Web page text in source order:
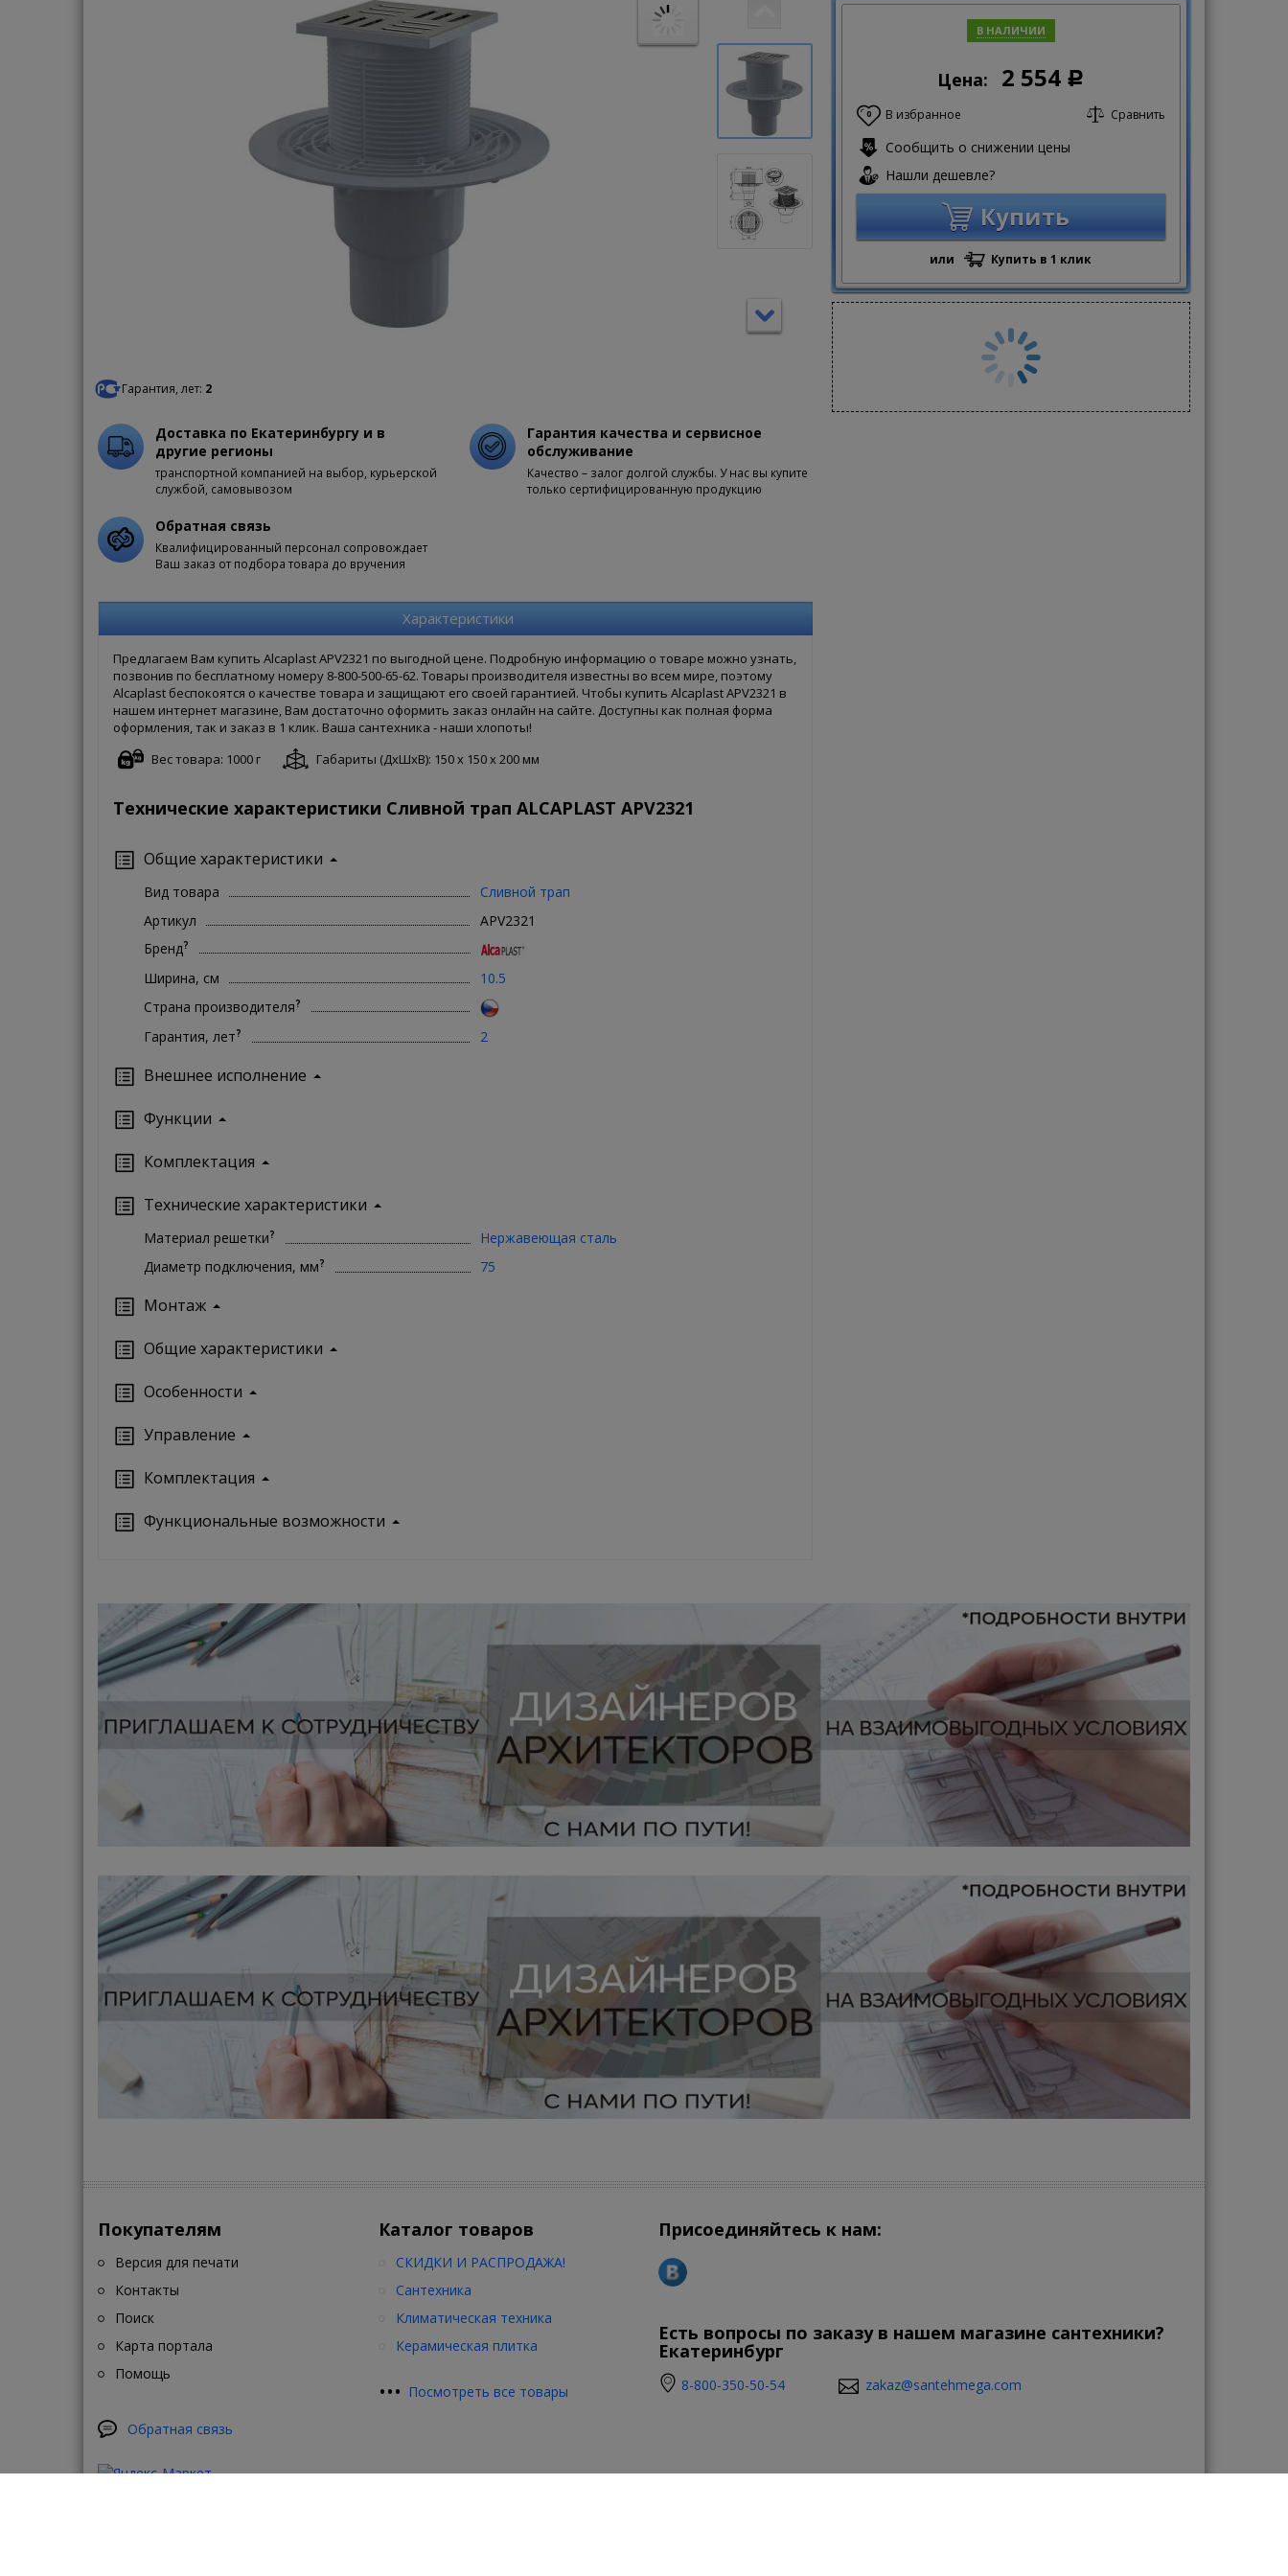
Гарантия, лет: 2
В НАЛИЧИИ
Цена: 2 554 Р
0 В избранное Сравнить
Сообщить о снижении цены
Нашли дешевле?
Купить
или Купить в 1 клик
Доставка по Екатеринбургу и в
другие регионы
транспортной компанией на выбор, курьерской
службой, самовывозом
Гарантия качества и сервисное
обслуживание
Качество – залог долгой службы. У нас вы купите
только сертифицированную продукцию
Обратная связь
Квалифицированный персонал сопровождает
Ваш заказ от подбора товара до вручения
Характеристики
Предлагаем Вам купить Alcaplast APV2321 по выгодной цене. Подробную информацию о товаре можно узнать,
позвонив по бесплатному номеру 8-800-500-65-62. Товары производителя известны во всем мире, поэтому
Alcaplast беспокоятся о качестве товара и защищают его своей гарантией. Чтобы купить Alcaplast APV2321 в
нашем интернет магазине, Вам достаточно оформить заказ онлайн на сайте. Доступны как полная форма
оформления, так и заказ в 1 клик. Ваша сантехника - наши хлопоты!
Вес товара: 1000 г
Габариты (ДxШxВ): 150 x 150 x 200 мм
Технические характеристики Сливной трап ALCAPLAST APV2321
Общие характеристики
Вид товара
Сливной трап
Артикул
APV2321
Бренд?
Ширина, см
10.5
Страна производителя?
Гарантия, лет? 2
Внешнее исполнение
Функции
Комплектация
Технические характеристики
Материал решетки?
Нержавеющая сталь
Диаметр подключения, мм? 75
Монтаж
Oбщие характеристики
Особенности
Управление
Кoмплектация
Функциональные возможности
Покупателям
Версия для печати
Контакты
Поиск
Карта портала
Помощь
Обратная связь
Каталог товаров
СКИДКИ И РАСПРОДАЖА!
Сантехника
Климатическая техника
Керамическая плитка
••• Посмотреть все товары
Присоединяйтесь к нам:
Есть вопросы по заказу в нашем магазине сантехники?
Екатеринбург
8-800-350-50-54 zakaz@santehmega.com